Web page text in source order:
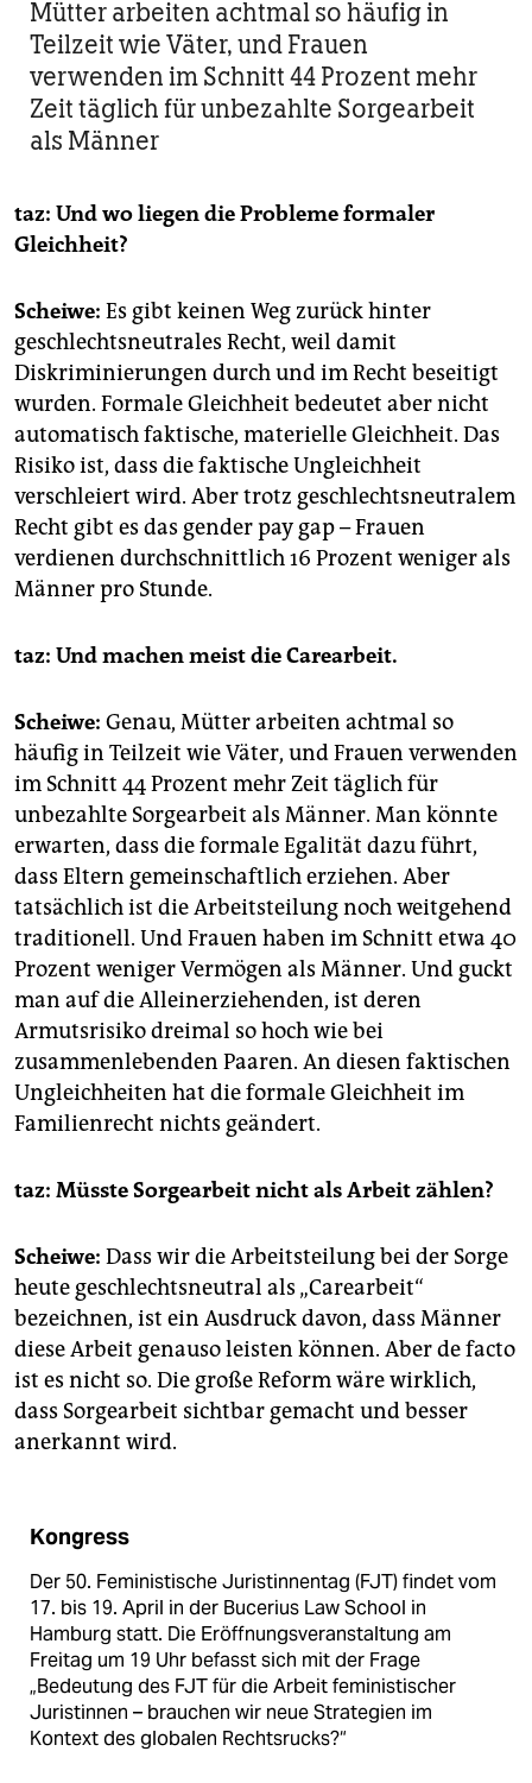
Mütter arbeiten achtmal so häufig in
Teilzeit wie Väter, und Frauen
verwenden im Schnitt 44 Prozent mehr
Zeit täglich für unbezahlte Sorgearbeit
als Männer
taz: Und wo liegen die Probleme formaler
Gleichheit?
Scheiwe: Es gibt keinen Weg zurück hinter
geschlechtsneutrales Recht, weil damit
Diskriminierungen durch und im Recht beseitigt
wurden. Formale Gleichheit bedeutet aber nicht
automatisch faktische, materielle Gleichheit. Das
Risiko ist, dass die faktische Ungleichheit
verschleiert wird. Aber trotz geschlechtsneutralem
Recht gibt es das gender pay gap – Frauen
verdienen durchschnittlich 16 Prozent weniger als
Männer pro Stunde.
taz: Und machen meist die Carearbeit.
Scheiwe: Genau, Mütter arbeiten achtmal so
häufig in Teilzeit wie Väter, und Frauen verwenden
im Schnitt 44 Prozent mehr Zeit täglich für
unbezahlte Sorgearbeit als Männer. Man könnte
erwarten, dass die formale Egalität dazu führt,
dass Eltern gemeinschaftlich erziehen. Aber
tatsächlich ist die Arbeitsteilung noch weitgehend
traditionell. Und Frauen haben im Schnitt etwa 40
Prozent weniger Vermögen als Männer. Und guckt
man auf die Alleinerziehenden, ist deren
Armutsrisiko dreimal so hoch wie bei
zusammenlebenden Paaren. An diesen faktischen
Ungleichheiten hat die formale Gleichheit im
Familienrecht nichts geändert.
taz: Müsste Sorgearbeit nicht als Arbeit zählen?
Scheiwe: Dass wir die Arbeitsteilung bei der Sorge
heute geschlechtsneutral als „Carearbeit“
bezeichnen, ist ein Ausdruck davon, dass Männer
diese Arbeit genauso leisten können. Aber de facto
ist es nicht so. Die große Reform wäre wirklich,
dass Sorgearbeit sichtbar gemacht und besser
anerkannt wird.
Kongress
Der 50. Feministische Juristinnentag (FJT) findet vom
17. bis 19. April in der Bucerius Law School in
Hamburg statt. Die Eröffnungsveranstaltung am
Freitag um 19 Uhr befasst sich mit der Frage
„Bedeutung des FJT für die Arbeit feministischer
Juristinnen – brauchen wir neue Strategien im
Kontext des globalen Rechtsrucks?“